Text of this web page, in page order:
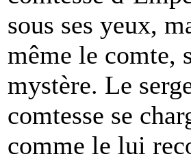
sous ses yeux,
même le comte,
mystère. Le
comtesse se
comme le lui